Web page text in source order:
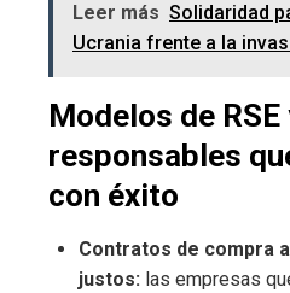
Leer más Solidaridad
Ucrania frente a la
Modelos de RSE
responsables
con éxito
Contratos de compra
justos: las empresas